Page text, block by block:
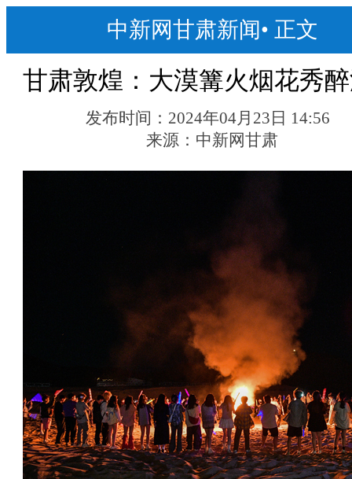
中新网甘肃新闻• 正文
甘肃敦煌：大漠篝火烟花秀
发布时间： 2024年04月23日 14:56
来源： 中新网甘肃